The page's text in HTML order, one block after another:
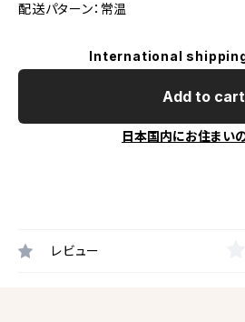
配送パターン：常温
International
Add to cart
日本国内にお住まい
レビュー